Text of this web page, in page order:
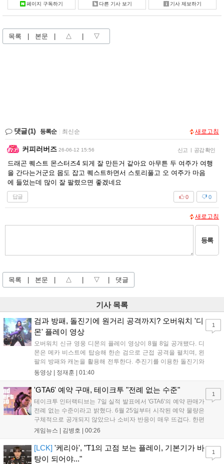
페이지 구독하기 다른 기사 보기 기사 제보하기
목록 본문 △ ▽
댓글(1) 등록순 최신순 새로고침
커피러버즈 26-06-12 15:56 신고 | 공감 확인
드래곤 퀘스트 몬스터즈4 되게 잘 만든거 같아요 아무튼 두 여주가 여행
을 간다는거군요 몹도 잡고 퀘스트하면서 스토리풀고 오 여주가 마음
에 들었는데 많이 잘 팔렸으면 좋겠네요
답글 0
0
새로고침
등록
목록 본문 △ ▽ 댓글
기사 목록
검과 방패, 돌진기에 원거리 공격까지? 오버워치 '디
몬' 플레이 영상
오버워치 신규 영웅 디몬의 플레이 영상이 8월 8일 공개됐다. 디
몬은 메카 비스트에 탑승해 한손 검으로 근접 공격을 펼치며, 왼
팔의 방패와 캐논을 활용해 전투한다. 추진기를 이용한 돌진기와
참격 형태의 궁극기를 보유했고, 메카 파괴 시 맨몸으로 기관총을
산의 영웅들 업데이트를 통해 정식 출시될 예정이다....
동영상 | 정재훈 01:40
1
'GTA6' 예약 구매, 테이크투 "전례 없는 수준"
테이크투 인터랙티브는 7일 실적 발표에서 'GTA6'의 예약 판매가
전례 없는 수준이라고 밝혔다. 6월 25일부터 시작된 예약 물량은
구체적으로 공개되지 않았으나 소비자 반응이 매우 뜨겁다. 한편
11월 19일 PS5와 Xbox 시리즈 X|S로 정식 출시될 예정이며, 록
상 'Grand Theft Auto VI: An Extended Look'을 최초 공개할 계획
이다....
게임뉴스 | 김병호 00:26
1
[LCK] '케리아', "T1의 고점 보는 플레이, 기본기가 바
탕이 되어야..."
1